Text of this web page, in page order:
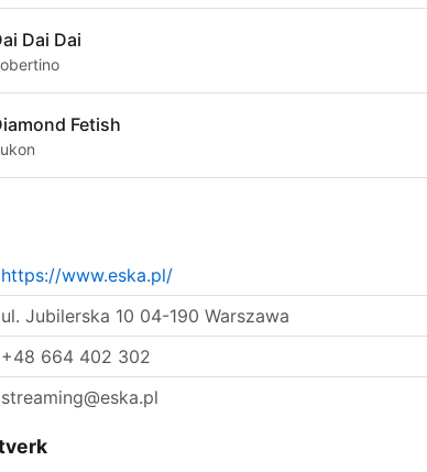
Dai Dai
Fetish
https://www.eska.pl/
ul. Jubilerska 10 04-190 Warszawa
+48 664 402 302
streaming@eska.pl